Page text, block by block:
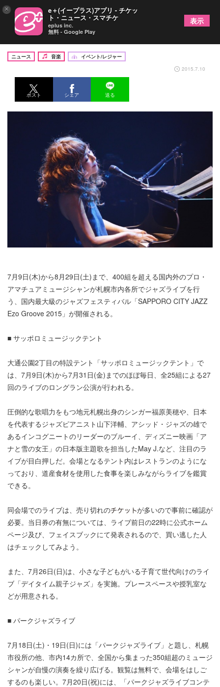
札幌の熱い夏！国内最大級のジャズフェスが開催
ニュース 音楽
イベント/レジャー
2015.7.10
ポスト シェア 送る
7月9日(木)から8月29日(土)まで、400組を超える国内外のプロ・
アマチュアミュージシャンが札幌市内各所でジャズライブを行
う、国内最大級のジャズフェスティバル「SAPPORO CITY JAZZ
Ezo Groove 2015」が開催される。
■ サッポロミュージックテント
大通公園2丁目の特設テント「サッポロミュージックテント」で
は、7月9日(木)から7月31日(金)までのほぼ毎日、全25組による27
回のライブのロングラン公演が行われる。
圧倒的な歌唱力をもつ地元札幌出身のシンガー福原美穂や、日本
を代表するジャズピアニスト山下洋輔、アシッド・ジャズの雄で
あるインコグニートのリーダーのブルーイ、ディズニー映画「ア
ナと雪の女王」の日本版主題歌を担当したMay J.など、注目のラ
イブが目白押しだ。会場となるテント内はレストランのようにな
っており、道産食材を使用した食事を楽しみながらライブを鑑賞
できる。
同会場でのライブは、売り切れの
が多いので事前に確認が
必要。当日券の有無については、ライブ前日の22時に公式ホーム
ページ及び、フェイスブックにて発表されるので、買い逃した人
はチェックしてみよう。
また、7月26日(日)は、小さな子どもがいる子育て世代向けのライ
ブ「デイタイム親子ジャズ」を実施。プレースペースや授乳室な
どが用意される。
■ パークジャズライブ
7月18日(土)・19日(日)には「パークジャズライブ」と題し、札幌
市役所の他、市内14カ所で、全国から集まった350組超のミュージ
シャンが自慢の演奏を繰り広げる。観覧は無料で、会場をはしご
するのも楽しい。7月20日(祝)には、「パークジャズライブコンテ
× e＋(イープラス)アプリ - チケッ
ト・ニュース・スマチケ
eplus inc.
無料 - Google Play
表示